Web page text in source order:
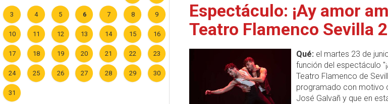
3 4 5 6 7 8 9
10 11 12 13 14 15 16
17 18 19 20 21 22 23
24 25 26 27 28 29 30
31
Espectáculo: ¡Ay amor
Teatro Flamenco Sevilla
Qué:el martes 23 de
función del espectáculo
Teatro Flamenco de
programado con motivo
José Galvañ y que en